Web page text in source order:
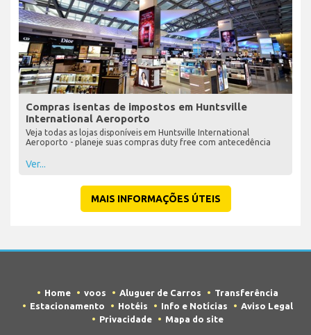
Compras isentas de impostos em Huntsville
International Aeroporto
Veja todas as lojas disponíveis em Huntsville International
Aeroporto - planeje suas compras duty free com antecedência
Ver...
MAIS INFORMAÇÕES ÚTEIS
Home voos Aluguer de Carros
Transferência
Estacionamento
Hotéis Info e Notícias
Aviso Legal
Privacidade
Mapa do site